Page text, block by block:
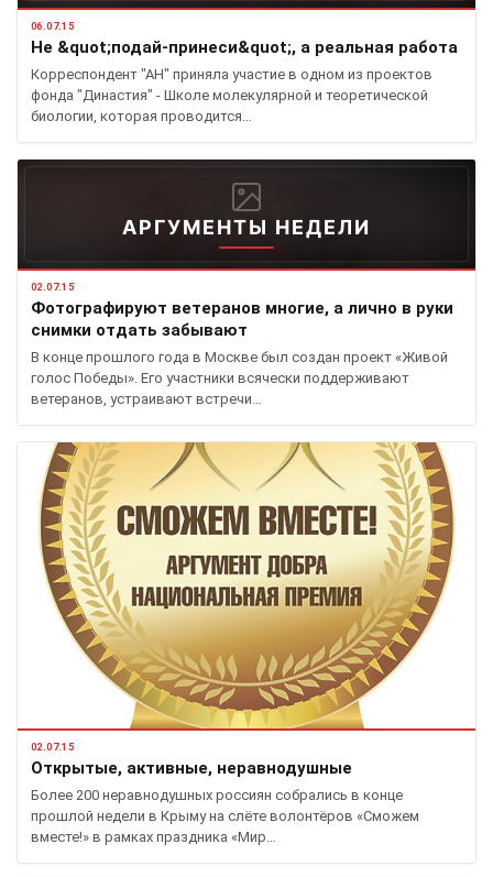
06.07.15
Не &quot;подай-принеси&quot;, а реальная работа
Корреспондент "АН" приняла участие в одном из проектов
фонда "Династия" - Школе молекулярной и теоретической
биологии, которая проводится…
АРГУМЕНТЫ НЕДЕЛИ
02.07.15
Фотографируют ветеранов многие, а лично в руки
снимки отдать забывают
В конце прошлого года в Москве был создан проект «Живой
голос Победы». Его участники всячески поддерживают
ветеранов, устраивают встречи…
02.07.15
Открытые, активные, неравнодушные
Более 200 неравнодушных россиян собрались в конце
прошлой недели в Крыму на слёте волонтёров «Сможем
вместе!» в рамках праздника «Мир…